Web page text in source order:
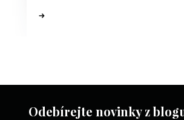
Odebírejte novinky z